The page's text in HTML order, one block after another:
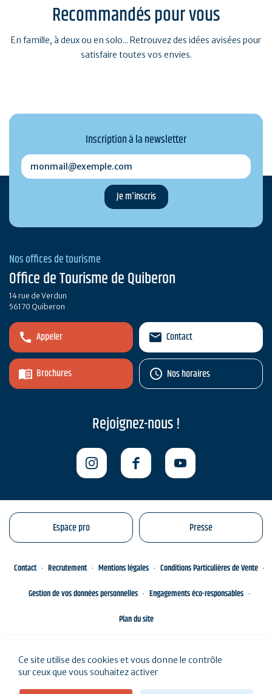
Recommandés pour vous
En famille, à deux ou en solo... Retrouvez des idées avisées pour
satisfaire toutes vos envies.
Inscription à la newsletter
monmail@exemple.com
Nos offices de tourisme
Office de Tourisme de Quiberon
14 rue de Verdun
56170 Quiberon
Appeler
Brochures
Contact
Nos horaires
Rejoignez-nous !
Espace pro Presse
Contact Recrutement Mentions légales
Conditions Particulières de Vente
Gestion de vos données personnelles
Engagements éco-responsables
Plan du site
Ce site utilise des cookies et vous donne le contrôle
sur ceux que vous souhaitez activer